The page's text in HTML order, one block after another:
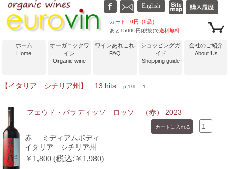
カート：0円（0品）
あと15000円(税抜)で送料無料
ホーム
Home
オーガニックワ
イン
Organic wine
ワインあれこれ
FAQ
ショッピングガ
イド
Shopping guide
会社のご紹介
About Us
【イタリア シチリア州】 13 hitsp.1/1 1
フェウド・パラディッソ ロッソ （赤） 2023
赤
ミディアムボディ
イタリア シチリア州
￥1,800 (税込:￥1,980)